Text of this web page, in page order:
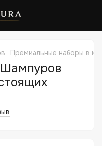
Премиальные наборы в